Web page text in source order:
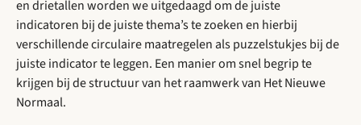
en drietallen worden we uitgedaagd om de juiste
indicatoren bij de juiste thema’s te zoeken en hierbij
verschillende circulaire maatregelen als puzzelstukjes bij de
juiste indicator te leggen. Een manier om snel begrip te
krijgen bij de structuur van het raamwerk van Het Nieuwe
Normaal.